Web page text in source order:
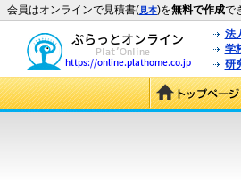
会員はオンラインで見積書(見本)を無料で作成で
法
学
研